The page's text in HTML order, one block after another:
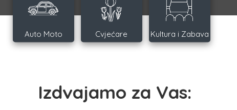
Auto Moto Cvjećare Kultura i Zabava
Izdvajamo za Vas: